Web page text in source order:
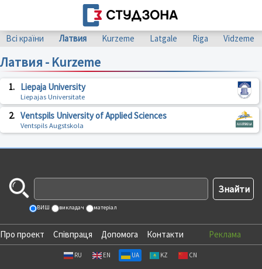
Всі країни Латвия Kurzeme Latgale Riga Vidzeme
Латвия - Kurzeme
1. Liepaja University
Liepajas Universitate
2. Ventspils University of Applied Sciences
Ventspils Augstskola
ВИШ викладач матеріал
Про проект Співпраця Допомога Контакти Реклама
RU EN UA KZ CN